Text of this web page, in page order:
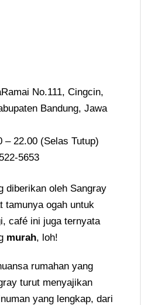
No.111, Cingcin,
Bandung, Jawa
– 22.00 (Selas Tutup)
5653
diberikan oleh Sangray
tamunya ogah untuk
café ini juga ternyata
murah, loh!
rumahan yang
turut menyajikan
yang lengkap, dari